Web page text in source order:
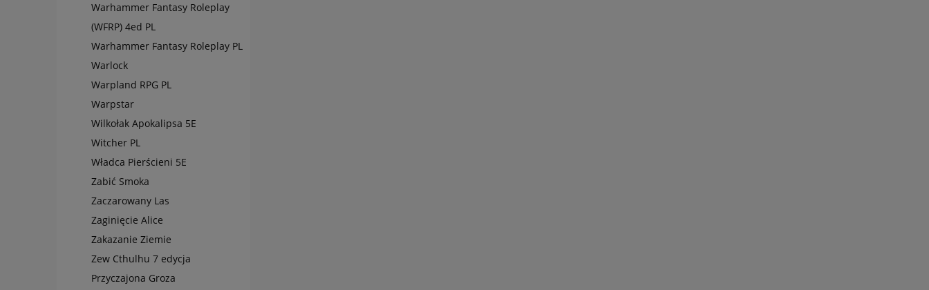
Warhammer Fantasy Roleplay
(WFRP) 4ed PL
Warhammer Fantasy Roleplay PL
Warlock
Warpland RPG PL
Warpstar
Wilkołak Apokalipsa 5E
Witcher PL
Władca Pierścieni 5E
Zabić Smoka
Zaczarowany Las
Zaginięcie Alice
Zakazanie Ziemie
Zew Cthulhu 7 edycja
Przyczajona Groza